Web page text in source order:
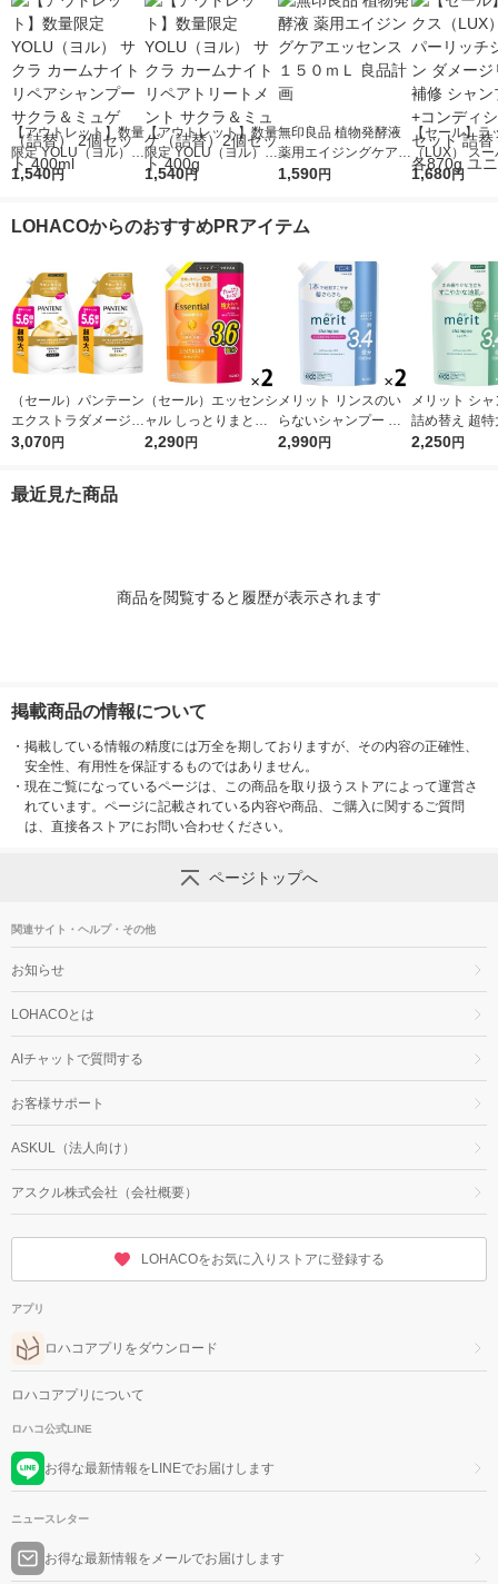
【アウトレット】数量
限定 YOLU（ヨル）
サクラ カームナイト
2個セット 400ml
1,540円
【アウトレット】数量
限定 YOLU（ヨル）
サクラ カームナイト
替）2個セット 400g
1,540円
無印良品 植物発酵液
薬用エイジングケアエ
ッセンス １５０ｍＬ
1,590円
【セール】ラ
（LUX） ス
ッチシャイン
1,680円
LOHACOからのおすすめPRアイテム
（セール）パンテーン
エクストラダメージリ
ペア シャンプー + コ
G
3,070円
（セール）エッセンシ
ャル しっとりまとま
る シャンプー 詰め替
2,290円
メリット リンスのい
らないシャンプー 詰
め替え 超特大 1080ml
2,990円
メリット シ
詰め替え 超
ml 2個 花王
2,250円
最近見た商品
商品を閲覧すると履歴が表示されます
掲載商品の情報について
・ 掲載している情報の精度には万全を期しておりますが、その内容の正確性、
安全性、有用性を保証するものではありません。
・ 現在ご覧になっているページは、この商品を取り扱うストアによって運営さ
れています。ページに記載されている内容や商品、ご購入に関するご質問
は、直接各ストアにお問い合わせください。
ページトップへ
関連サイト・ヘルプ・その他
お知らせ
LOHACOとは
AIチャットで質問する
お客様サポート
ASKUL（法人向け）
アスクル株式会社（会社概要）
LOHACOをお気に入りストアに登録する
アプリ
ロハコアプリをダウンロード
ロハコアプリについて
ロハコ公式LINE
お得な最新情報をLINEでお届けします
ニュースレター
お得な最新情報をメールでお届けします